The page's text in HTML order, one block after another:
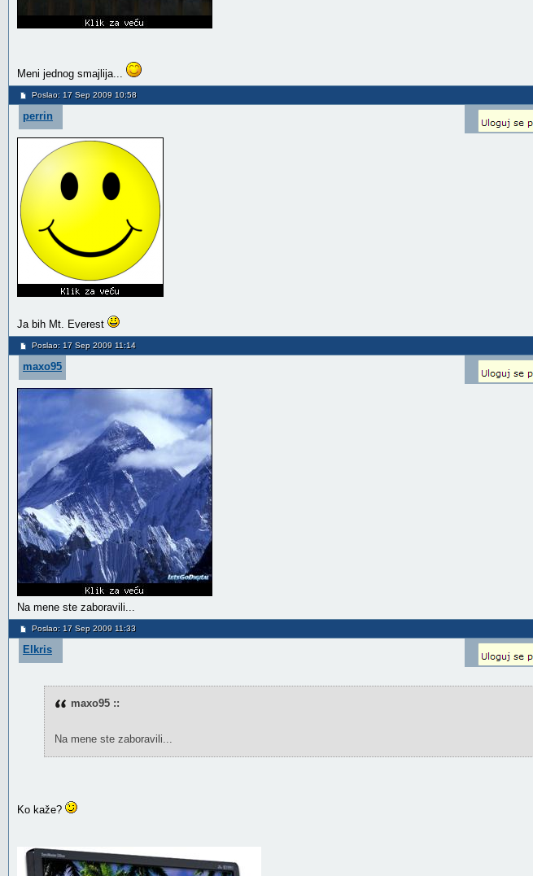
Meni jednog smajlija...
Poslao: 17 Sep 2009 10:58
perrin
Ja bih Mt. Everest
Poslao: 17 Sep 2009 11:14
maxo95
Na mene ste zaboravili...
Poslao: 17 Sep 2009 11:33
Elkris
maxo95 ::
Na mene ste zaboravili...
Ko kaže?